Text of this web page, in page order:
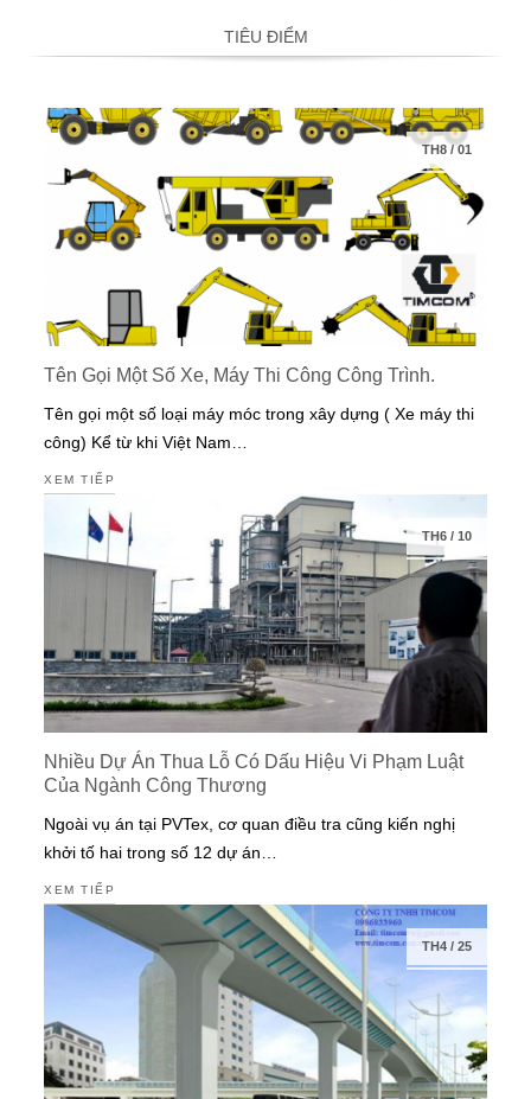
TIÊU ĐIỂM
TH8/01
Tên Gọi Một Số Xe, Máy Thi Công Công Trình.
Tên gọi một số loại máy móc trong xây dựng ( Xe máy thi
công) Kể từ khi Việt Nam…
XEM TIẾP
TH6/ 10
Nhiều Dự Án Thua Lỗ Có Dấu Hiệu Vi Phạm Luật
Của Ngành Công Thương
Ngoài vụ án tại PVTex, cơ quan điều tra cũng kiến nghị
khởi tố hai trong số 12 dự án…
XEM TIẾP
TH4/ 25